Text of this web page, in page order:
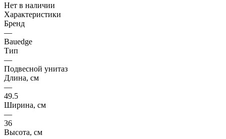
Нет в наличии
Характеристики
Бренд
—
Bauedge
Тип
—
Подвесной унитаз
Длина, см
—
49.5
Ширина, см
—
36
Высота, см